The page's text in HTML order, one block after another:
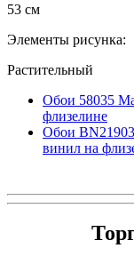
53 см
Элементы рисунка:
Растительный
Обои 58035
флизелине
Обои
винил на